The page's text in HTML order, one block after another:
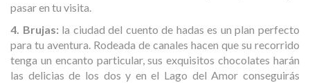
pasar en tu visita.
4. Brujas: la ciudad del cuento de hadas es un plan perfecto
para tu aventura. Rodeada de canales hacen que su recorrido
tenga un encanto particular, sus exquisitos chocolates harán
las delicias de los dos y en el Lago del Amor conseguirás